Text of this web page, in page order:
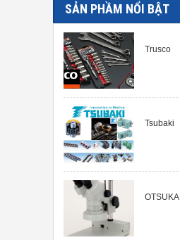
SẢN PHẦM NỔI BẬT
Trusco
Tsubaki
OTSUKA